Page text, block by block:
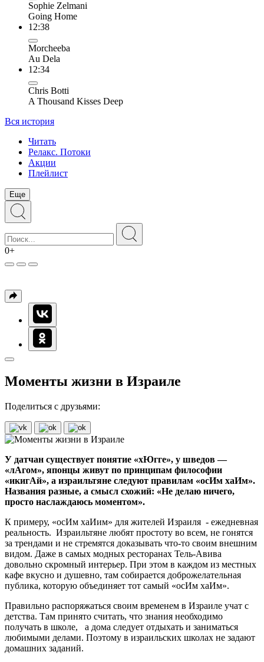
Sophie Zelmani
Going Home
12:38
Morcheeba
Au Dela
12:34
Chris Botti
A Thousand Kisses Deep
Вся история
Читать
Релакс. Потоки
Акции
Плейлист
Еще
0+
Моменты жизни в Израиле
Поделиться с друзьями:
У датчан существует понятие «хЮгге», у шведов —
«лАгом», японцы живут по принципам философии
«икигАй», а израильтяне следуют правилам «осИм хаИм».
Названия разные, а смысл схожий: «Не делаю ничего,
просто наслаждаюсь моментом».
К примеру, «осИм хаИим» для жителей Израиля - ежедневная
реальность. Израильтяне любят простоту во всем, не гонятся
за трендами и не стремятся доказывать что-то своим внешним
видом. Даже в самых модных ресторанах Тель-Авива
довольно скромный интерьер. При этом в каждом из местных
кафе вкусно и душевно, там собирается доброжелательная
публика, которую объединяет тот самый «осИм хаИм».
Правильно распоряжаться своим временем в Израиле учат с
детства. Там принято считать, что знания необходимо
получать в школе, а дома следует отдыхать и заниматься
любимыми делами. Поэтому в израильских школах не задают
домашних заданий.